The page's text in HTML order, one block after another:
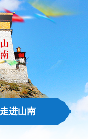
走进山南